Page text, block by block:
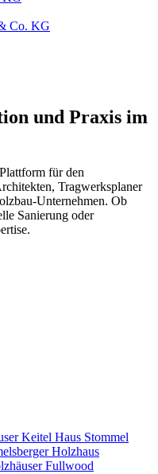
und Praxis im
für den
Tragwerksplaner
Unternehmen. Ob
Sanierung oder
Keitel Haus Stommel
Holzhaus
Fullwood